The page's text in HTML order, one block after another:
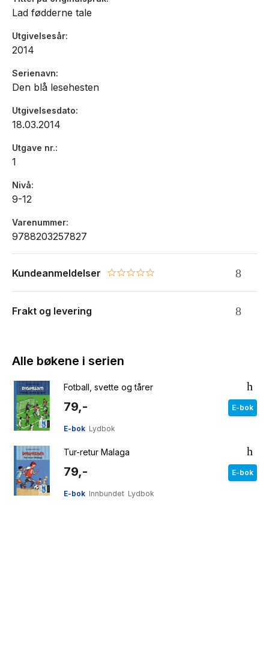
Lad fødderne tale
Utgivelsesår
2014
Serienavn
Den blå lesehesten
Utgivelsesdato
18.03.2014
Utgave nr.
1
Nivå
9-12
Varenummer
9788203257827
Kundeanmeldelser 0.0 star rating
Frakt og levering
Alle bøkene i serien
Fotball, svette og tårer
79,- E-bok
E-bok Lydbok
Tur-retur Malaga
79,- E-bok
E-bok Innbundet Lydbok